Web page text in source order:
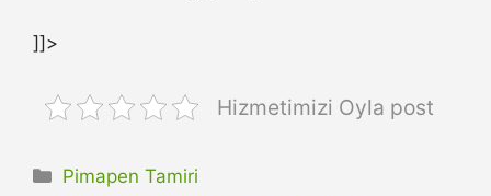
]]>
Hizmetimizi Oyla post
Kategoriler
Pimapen Tamiri